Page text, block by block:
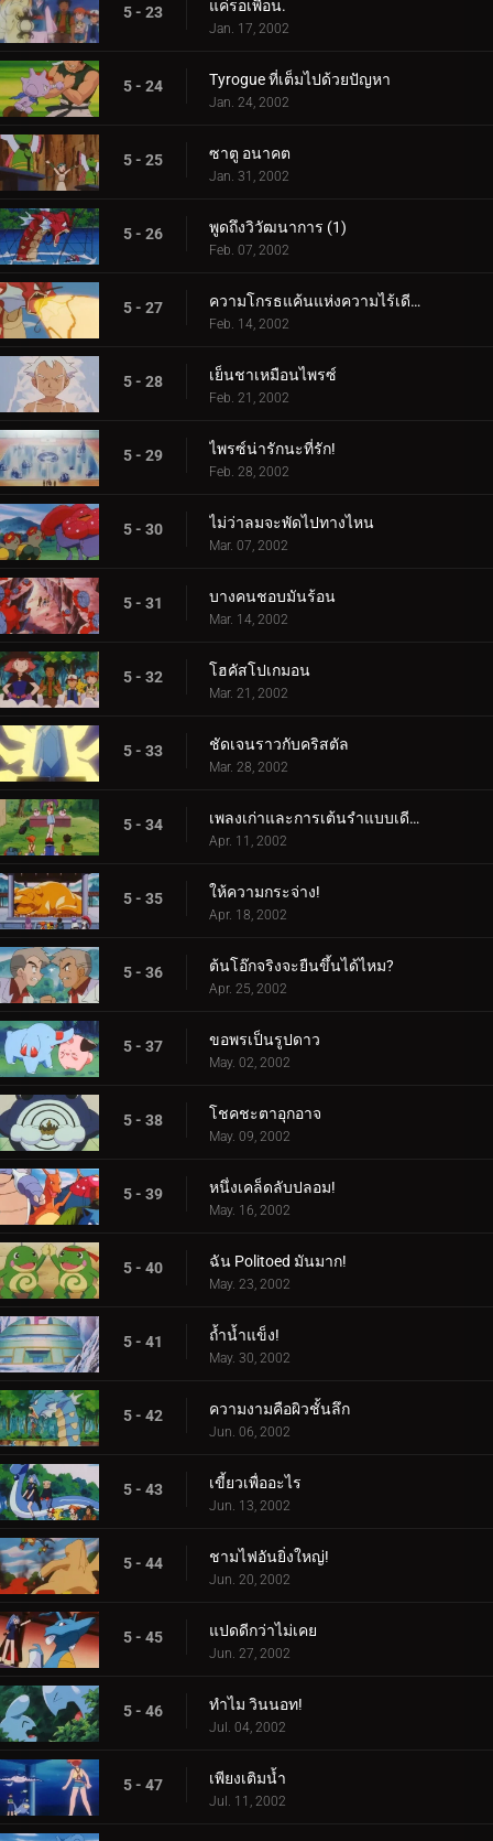
5 - 23 แค่รอเพื่อน.
Jan. 17, 2002
5 - 24 Tyrogue ที่เต็มไปด้วยปัญหา
Jan. 24, 2002
5 - 25 ซาตู อนาคต
Jan. 31, 2002
5 - 26 พูดถึงวิวัฒนาการ (1)
Feb. 07, 2002
5 - 27 ความโกรธแค้นแห่งความไร้เดียงสา (2)
Feb. 14, 2002
5 - 28 เย็นชาเหมือนไพรซ์
Feb. 21, 2002
5 - 29 ไพรซ์น่ารักนะที่รัก!
Feb. 28, 2002
5 - 30 ไม่ว่าลมจะพัดไปทางไหน
Mar. 07, 2002
5 - 31 บางคนชอบมันร้อน
Mar. 14, 2002
5 - 32 โฮคัสโปเกมอน
Mar. 21, 2002
5 - 33 ชัดเจนราวกับคริสตัล
Mar. 28, 2002
5 - 34 เพลงเก่าและการเต้นรำแบบเดียวกัน
Apr. 11, 2002
5 - 35 ให้ความกระจ่าง!
Apr. 18, 2002
5 - 36 ต้นโอ๊กจริงจะยืนขึ้นได้ไหม?
Apr. 25, 2002
5 - 37 ขอพรเป็นรูปดาว
May. 02, 2002
5 - 38 โชคชะตาอุกอาจ
May. 09, 2002
5 - 39 หนึ่งเคล็ดลับปลอม!
May. 16, 2002
5 - 40 ฉัน Politoed มันมาก!
May. 23, 2002
5 - 41 ถ้ำน้ำแข็ง!
May. 30, 2002
5 - 42 ความงามคือผิวชั้นลึก
Jun. 06, 2002
5 - 43 เขี้ยวเพื่ออะไร
Jun. 13, 2002
5 - 44 ชามไฟอันยิ่งใหญ่!
Jun. 20, 2002
5 - 45 แปดดีกว่าไม่เคย
Jun. 27, 2002
5 - 46 ทำไม วินนอท!
Jul. 04, 2002
5 - 47 เพียงเติมน้ำ
Jul. 11, 2002